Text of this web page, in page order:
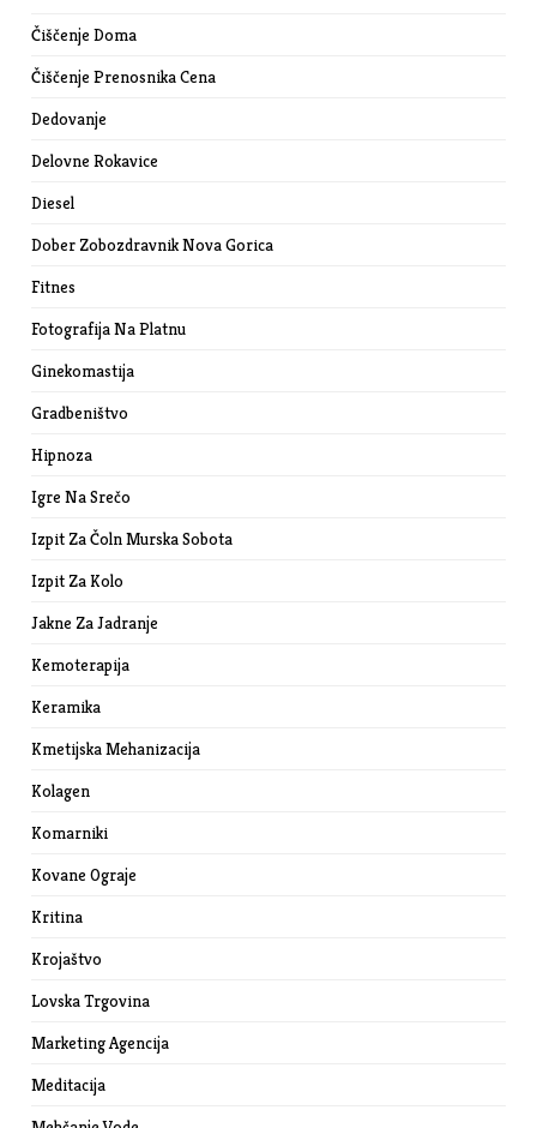
Čiščenje Doma
Čiščenje Prenosnika Cena
Dedovanje
Delovne Rokavice
Diesel
Dober Zobozdravnik Nova Gorica
Fitnes
Fotografija Na Platnu
Ginekomastija
Gradbeništvo
Hipnoza
Igre Na Srečo
Izpit Za Čoln Murska Sobota
Izpit Za Kolo
Jakne Za Jadranje
Kemoterapija
Keramika
Kmetijska Mehanizacija
Kolagen
Komarniki
Kovane Ograje
Kritina
Krojaštvo
Lovska Trgovina
Marketing Agencija
Meditacija